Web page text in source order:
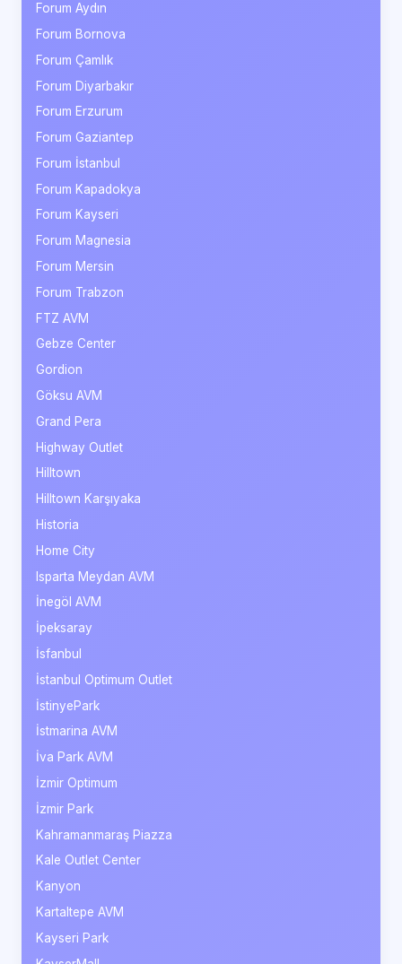
Forum Aydın
Forum Bornova
Forum Çamlık
Forum Diyarbakır
Forum Erzurum
Forum Gaziantep
Forum İstanbul
Forum Kapadokya
Forum Kayseri
Forum Magnesia
Forum Mersin
Forum Trabzon
FTZ AVM
Gebze Center
Gordion
Göksu AVM
Grand Pera
Highway Outlet
Hilltown
Hilltown Karşıyaka
Historia
Home City
Isparta Meydan AVM
İnegöl AVM
İpeksaray
İsfanbul
İstanbul Optimum Outlet
İstinyePark
İstmarina AVM
İva Park AVM
İzmir Optimum
İzmir Park
Kahramanmaraş Piazza
Kale Outlet Center
Kanyon
Kartaltepe AVM
Kayseri Park